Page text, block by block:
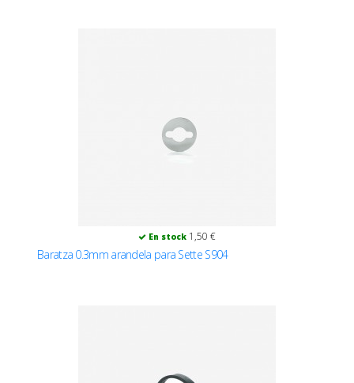
En stock 1,50 €
Baratza 0.3mm arandela para Sette S904